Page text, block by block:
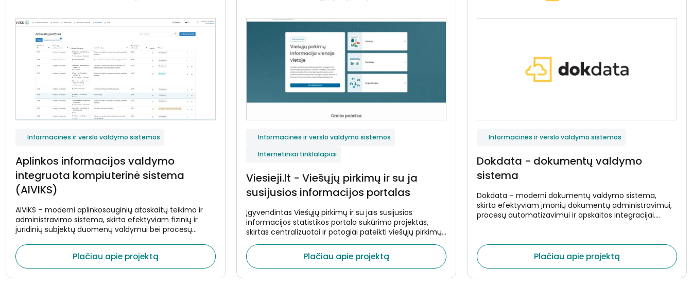
Informacinės ir verslo valdymo sistemos
Aplinkos informacijos valdymo
integruota kompiuterinė sistema
(AIVIKS)
AIVIKS – moderni aplinkosauginių ataskaitų teikimo ir
administravimo sistema, skirta efektyviam fizinių ir
juridinių subjektų duomenų valdymui bei procesų
patogų ataskaitų pateikimą, administravimą ir
bendradarbiavimą tarp išorinių bei vidinių naudotojų.
Plačiau apie projektą
Informacinės ir verslo valdymo sistemos
Internetiniai tinklalapiai
Viesieji.lt - Viešųjų pirkimų ir su ja
susijusios informacijos portalas
Įgyvendintas Viešųjų pirkimų ir su jais susijusios
informacijos statistikos portalo sukūrimo projektas,
skirtas centralizuotai ir patogiai pateikti viešųjų pirkimų
duomenis.
Plačiau apie projektą
Informacinės ir verslo valdymo sistemos
Dokdata - dokumentų valdymo
sistema
Dokdata – moderni dokumentų valdymo sistema,
skirta efektyviam įmonių dokumentų administravimui,
procesų automatizavimui ir apskaitos integracijai.
vidinius procesus ir sumažinti rankinio darbo apimtis.
Plačiau apie projektą